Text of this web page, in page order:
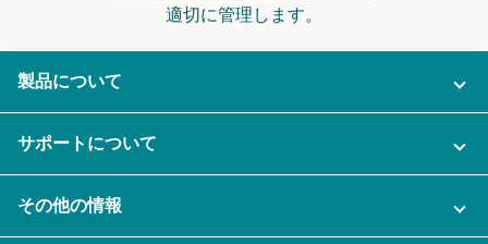
適切に管理します。
製品について
ご利用企業様の声
サポートについて
その他の情報